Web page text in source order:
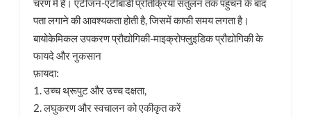
चरण में है। एंटीजन-एंटीबॉडी प्रतिक्रिया संतुलन तक पहुंचने के बाद
पता लगाने की आवश्यकता होती है, जिसमें काफी समय लगता है।
बायोकेमिकल उपकरण प्रौद्योगिकी-माइक्रोफ्लुइडिक प्रौद्योगिकी के
फायदे और नुकसान
फ़ायदा:
1. उच्च थ्रूपुट और उच्च दक्षता,
2. लघुकरण और स्वचालन को एकीकृत करें